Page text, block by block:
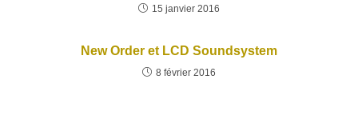
15 janvier 2016
New Order et LCD Soundsystem
8 février 2016